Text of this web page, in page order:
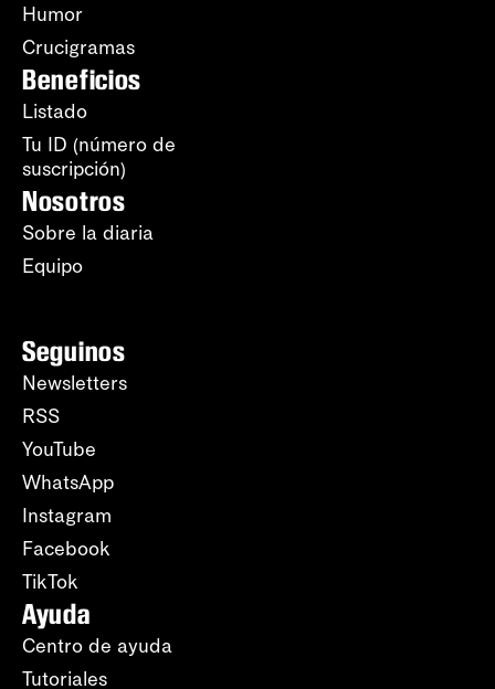
Humor
Crucigramas
Beneficios
Listado
Tu ID (número de
suscripción)
Nosotros
Sobre la diaria
Equipo
Seguinos
Newsletters
RSS
YouTube
WhatsApp
Instagram
Facebook
TikTok
Ayuda
Centro de ayuda
Tutoriales